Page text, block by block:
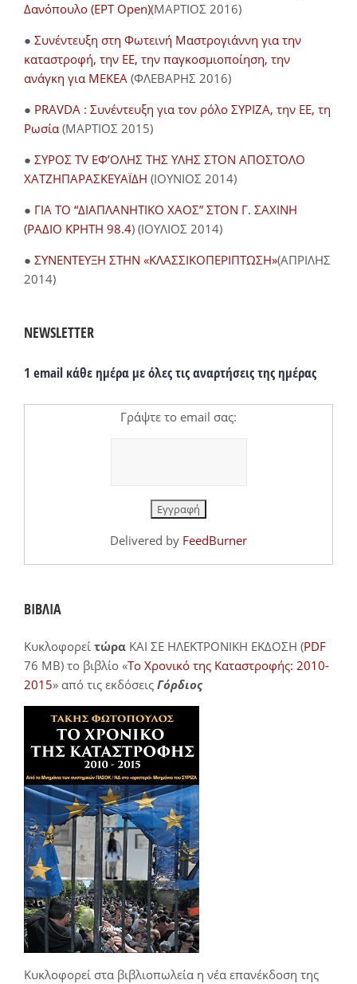
Δανόπουλο (ΕΡΤ Open)(ΜΑΡΤΙΟΣ 2016)
● Συνέντευξη στη Φωτεινή Μαστρογιάννη για την
καταστροφή, την ΕΕ, την παγκοσμιοποίηση, την
ανάγκη για ΜΕΚΕΑ (ΦΛΕΒΑΡΗΣ 2016)
● PRAVDA : Συνέντευξη για τον ρόλο ΣΥΡΙΖΑ, την ΕΕ, τη
Ρωσία (ΜΑΡΤΙΟΣ 2015)
● ΣΥΡΟΣ TV ΕΦ’ΟΛΗΣ ΤΗΣ ΥΛΗΣ ΣΤΟΝ ΑΠΟΣΤΟΛΟ
ΧΑΤΖΗΠΑΡΑΣΚΕΥΑΪΔΗ (ΙΟΥΝΙΟΣ 2014)
● ΓΙΑ ΤΟ “ΔΙΑΠΛΑΝΗΤΙΚΟ ΧΑΟΣ” ΣΤΟΝ Γ. ΣΑΧΙΝΗ
(ΡΑΔΙΟ ΚΡΗΤΗ 98.4) (ΙΟΥΛΙΟΣ 2014)
● ΣΥΝΕΝΤΕΥΞΗ ΣΤΗΝ «ΚΛΑΣΣΙΚΟΠΕΡΙΠΤΩΣΗ»(ΑΠΡΙΛΗΣ
2014)
NEWSLETTER
1 email κάθε ημέρα με όλες τις αναρτήσεις της ημέρας
Γράψτε το email σας:
Delivered by FeedBurner
ΒΙΒΛΙΑ
Κυκλοφορεί τώρα ΚΑΙ ΣΕ ΗΛΕΚΤΡΟΝΙΚΗ ΕΚΔΟΣΗ (PDF
76 MB) το βιβλίο «Το Χρονικό της Καταστροφής: 2010-
2015» από τις εκδόσεις Γόρδιος
Κυκλοφορεί στα βιβλιοπωλεία η νέα επανέκδοση της